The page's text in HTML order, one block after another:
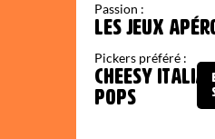
Passion :
LES JEUX
Pickers préféré :
CHEESY
POPS